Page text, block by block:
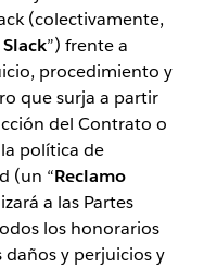
(colectivamente,
”) frente a
procedimiento y
que surja a partir
del Contrato o
política de
(un “Reclamo
a las Partes
los honorarios
y perjuicios y